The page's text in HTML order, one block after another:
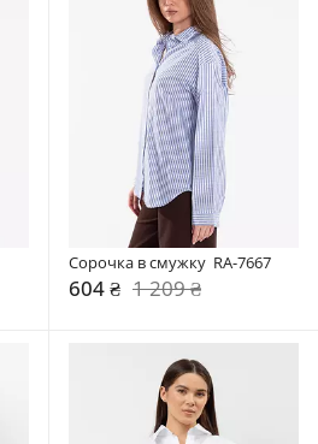
Сорочка в смужку  RA-7667
604 ₴ 1 209 ₴